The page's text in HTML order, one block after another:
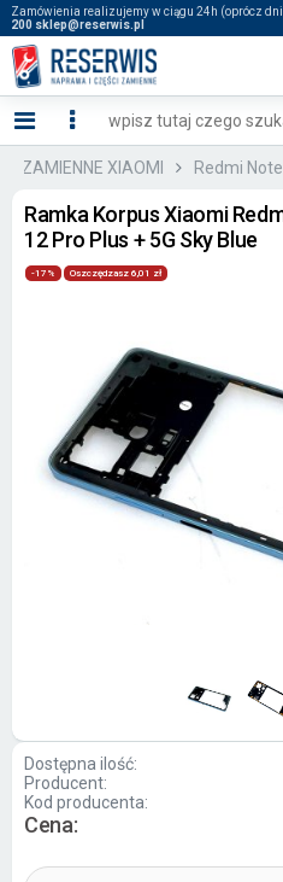
Zamówienia realizujemy w ciągu 24h (oprócz
200 sklep@reserwis.pl
ZAMIENNE XIAOMI Redmi Note
Ramka Korpus Xiaomi
12 Pro Plus + 5G Sky Blue
-17% Oszczędzasz 6,01 zł
Dostępna ilość:
Producent:
Kod producenta:
Cena: